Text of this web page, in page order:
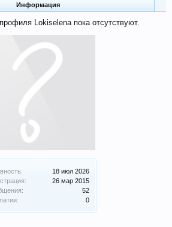
18 июл 2026
26 мар 2015
52
0
Информация
Lokiselena пока отсутствуют.